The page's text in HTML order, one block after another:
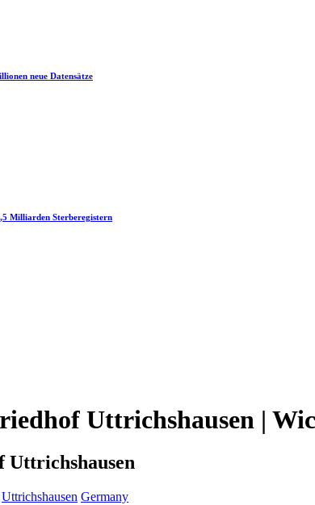
neue Datensätze
Milliarden Sterberegistern
Uttrichshausen |
Uttrichshausen
Uttrichshausen Germany